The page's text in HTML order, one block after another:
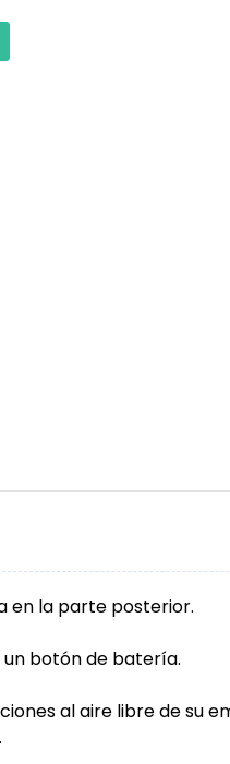
en la parte posterior.
botón de batería.
al aire libre de su